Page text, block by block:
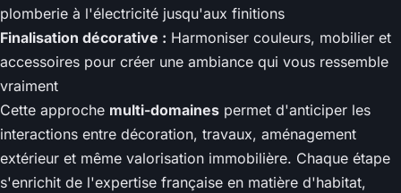
plomberie à l'électricité jusqu'aux finitions
Finalisation décorative : Harmoniser couleurs, mobilier et
accessoires pour créer une ambiance qui vous ressemble
vraiment
Cette approche multi-domaines permet d'anticiper les
interactions entre décoration, travaux, aménagement
extérieur et même valorisation immobilière. Chaque étape
s'enrichit de l'expertise française en matière d'habitat,